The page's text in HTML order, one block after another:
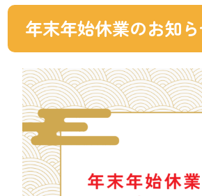
年末年始休業のお知